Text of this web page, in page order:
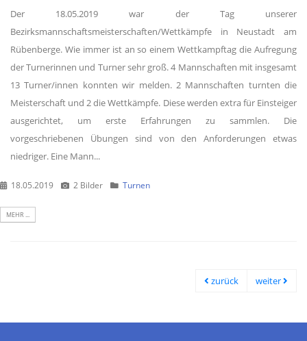
Der 18.05.2019 war der Tag unserer
Bezirksmannschaftsmeisterschaften/Wettkämpfe in Neustadt am
Rübenberge. Wie immer ist an so einem Wettkampftag die Aufregung
der Turnerinnen und Turner sehr groß. 4 Mannschaften mit insgesamt
13 Turner/innen konnten wir melden. 2 Mannschaften turnten die
Meisterschaft und 2 die Wettkämpfe. Diese werden extra für Einsteiger
ausgerichtet, um erste Erfahrungen zu sammlen. Die
vorgeschriebenen Übungen sind von den Anforderungen etwas
niedriger. Eine Mann...
18.05.2019 2 Bilder Turnen
MEHR ...
zurück weiter